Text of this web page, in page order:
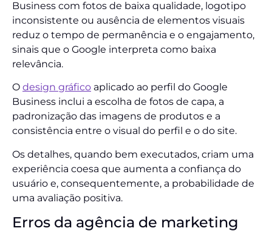
Business com fotos de baixa qualidade, logotipo
inconsistente ou ausência de elementos visuais
reduz o tempo de permanência e o engajamento,
sinais que o Google interpreta como baixa
relevância.
O design gráfico aplicado ao perfil do Google
Business inclui a escolha de fotos de capa, a
padronização das imagens de produtos e a
consistência entre o visual do perfil e o do site.
Os detalhes, quando bem executados, criam uma
experiência coesa que aumenta a confiança do
usuário e, consequentemente, a probabilidade de
uma avaliação positiva.
Erros da agência de marketing